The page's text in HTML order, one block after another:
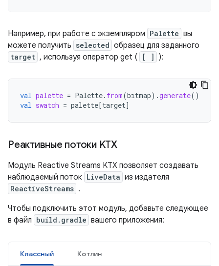
Например, при работе с экземпляром Palette вы
можете получить selected образец для заданного
target , используя оператор get ( [ ] ):
val palette = Palette. from(bitmap).generate()
val swatch = palette[target]
Реактивные потоки KTX
Модуль Reactive Streams KTX позволяет создавать
наблюдаемый поток LiveData из издателя
ReactiveStreams .
Чтобы подключить этот модуль, добавьте следующее
в файл build.gradle вашего приложения:
Классный Котлин